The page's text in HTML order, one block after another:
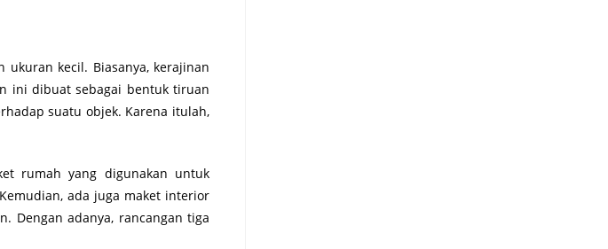
kecil. Biasanya, kerajinan
ini dibuat sebagai bentuk tiruan
suatu objek. Karena itulah,
rumah yang digunakan untuk
ada juga maket interior
Dengan adanya, rancangan tiga